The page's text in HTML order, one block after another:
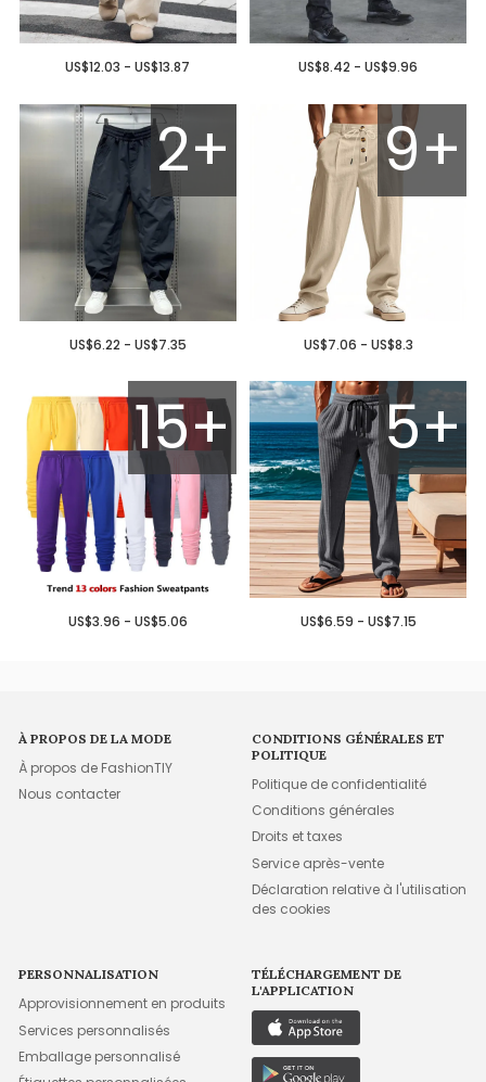
US$12.03 - US$13.87 US$8.42 - US$9.96
2+
US$6.22 - US$7.35
9+
US$7.06 - US$8.3
15+
US$3.96 - US$5.06
5+
US$6.59 - US$7.15
À PROPOS DE LA MODE
À propos de FashionTIY
Nous contacter
CONDITIONS GÉNÉRALES ET
POLITIQUE
Politique de confidentialité
Conditions générales
Droits et taxes
Service après-vente
Déclaration relative à l'utilisation
des cookies
PERSONNALISATION
Approvisionnement en produits
Services personnalisés
Emballage personnalisé
TÉLÉCHARGEMENT DE
L'APPLICATION